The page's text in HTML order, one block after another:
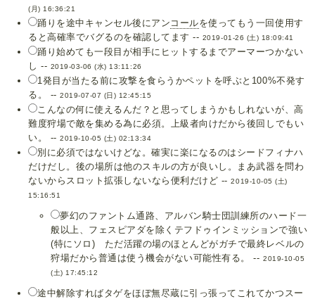
(月) 16:36:21
踊りを途中キャンセル後にアン コールを使ってもう一回使用す
ると高確率でバグるのを確認してます -- 2019-01-26 (土) 18:09:41
踊り始めても一段目が相手にヒットするまでアーマーつかない
し -- 2019-03-06 (水) 13:11:26
1発目が当たる前に攻撃を食らうかペットを呼ぶと100%不発す
る。 --2019-07-07 (日) 12:45:15
こんなの何に使えるんだ？と思ってしまうかもしれないが、高
難度狩場で敵を集める為に必須。上級者向けだから後回しでもい
い。 --2019-10-05 (土) 02:13:34
別に必須ではないけどな。確実に楽になるのはシードフィナハ
だけだし。後の場所は他のスキルの方が良いし。まあ武器を問わ
ないからスロット拡張しないなら便利だけど --2019-10-05 (土)
15:16:51
夢幻のファントム通路、アルバン騎士団訓練所のハード一
般以上、フェスピアダを除くテフドゥインミッションで強い
(特にソロ) ただ活躍の場のほとんどがガチで最終レベルの
狩場だから普通は使う機会がない可能性有る。 -- 2019-10-05
(土) 17:45:12
途中解除すればタゲをほぼ無尽蔵に引っ張ってこれてかつスー